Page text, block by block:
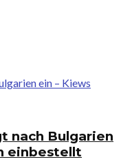
nach Bulgarien
einbestellt